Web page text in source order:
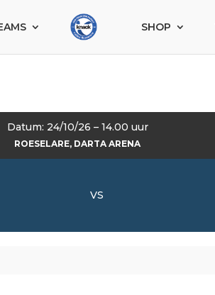
SHOP
Datum: 24/10/26 – 14.00 uur
ROESELARE, DARTA ARENA
VS